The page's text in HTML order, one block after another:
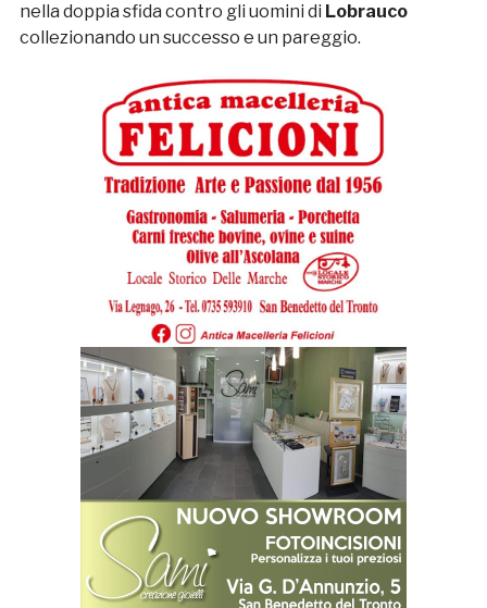
nella doppia sfida contro gli uomini di Lobrauco
collezionando un successo e un pareggio.